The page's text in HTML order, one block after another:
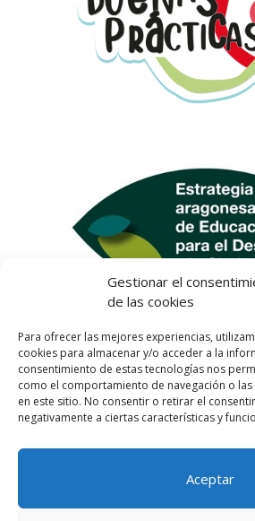
Gestionar el
de las cookies
Para ofrecer las mejores experiencias,
cookies para almacenar y/o acceder a la
consentimiento de estas tecnologías nos
como el comportamiento de navegación o
en este sitio. No consentir o retirar el
negativamente a ciertas características y
Aceptar